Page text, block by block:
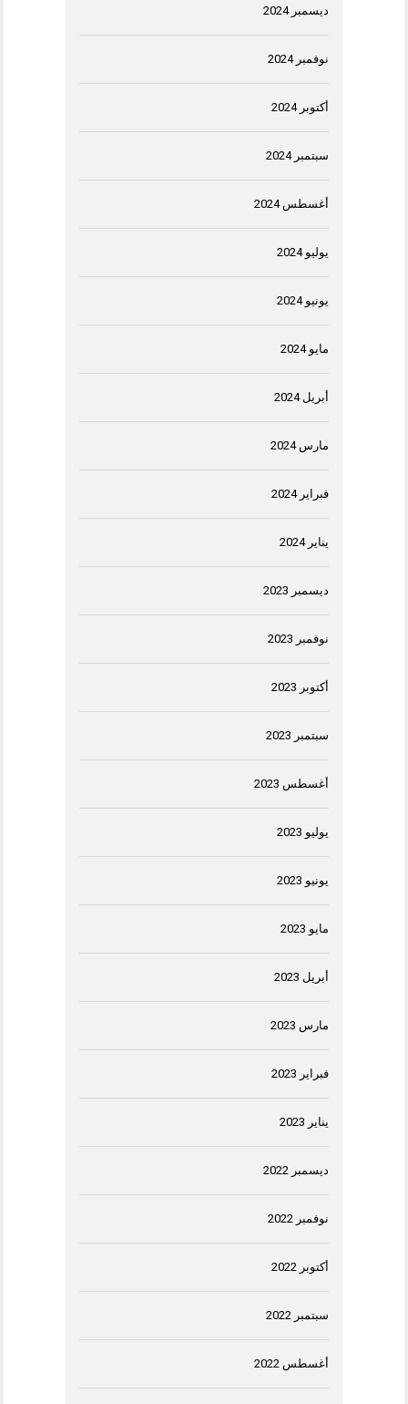
ديسمبر 2024
نوفمبر 2024
أكتوبر 2024
سبتمبر 2024
أغسطس 2024
يوليو 2024
يونيو 2024
مايو 2024
أبريل 2024
مارس 2024
فبراير 2024
يناير 2024
ديسمبر 2023
نوفمبر 2023
أكتوبر 2023
سبتمبر 2023
أغسطس 2023
يوليو 2023
يونيو 2023
مايو 2023
أبريل 2023
مارس 2023
فبراير 2023
يناير 2023
ديسمبر 2022
نوفمبر 2022
أكتوبر 2022
سبتمبر 2022
أغسطس 2022